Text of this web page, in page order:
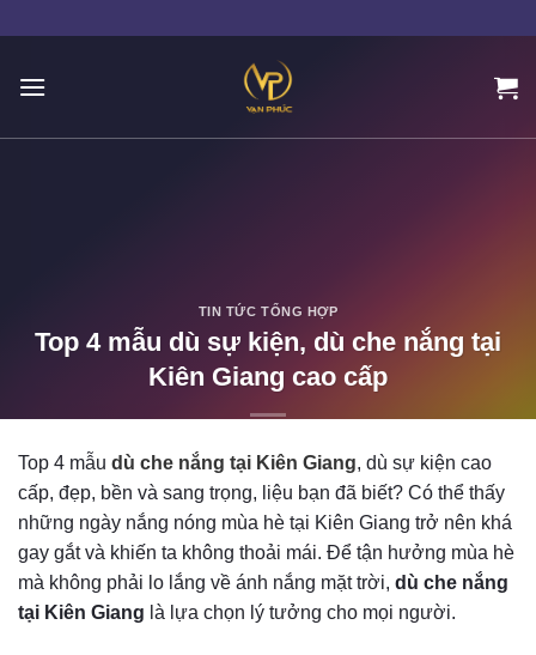
TIN TỨC TỔNG HỢP
Top 4 mẫu dù sự kiện, dù che nắng tại
Kiên Giang cao cấp
Top 4 mẫu dù che nắng tại Kiên Giang, dù sự kiện cao
cấp, đẹp, bền và sang trọng, liệu bạn đã biết? Có thể thấy
những ngày nắng nóng mùa hè tại Kiên Giang trở nên khá
gay gắt và khiến ta không thoải mái. Để tận hưởng mùa hè
mà không phải lo lắng về ánh nắng mặt trời, dù che nắng
tại Kiên Giang là lựa chọn lý tưởng cho mọi người.